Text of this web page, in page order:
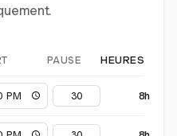
PAUSE HEURES
8h